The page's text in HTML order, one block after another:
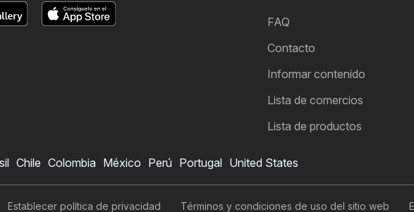
Folleto de Makro
Quiero suscribirme al folleto
FAQ
Contacto
Informar contenido
Lista de comercios
Lista de productos
Chile Colombia México Perú Portugal United States
Establecer política de privacidad Términos y condiciones de uso del sitio web